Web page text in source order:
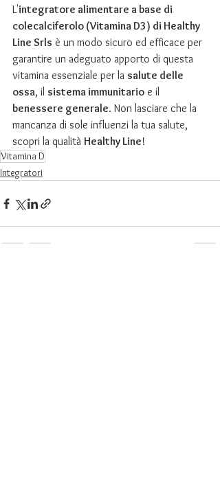
L'integratore alimentare a base di
colecalciferolo (Vitamina D3) di Healthy
Line Srls è un modo sicuro ed efficace per
garantire un adeguato apporto di questa
vitamina essenziale per la salute delle
ossa, il sistema immunitario e il
benessere generale. Non lasciare che la
mancanza di sole influenzi la tua salute,
scopri la qualità Healthy Line!
Vitamina D
Integratori